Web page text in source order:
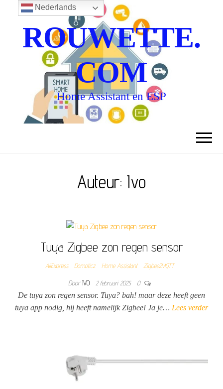
ROUWETTE.
COM
Home Assistant en ESP
Auteur: Ivo
Tuya Zigbee zon regen sensor
AliExpress Domoticz Home Assistant Zigbee2MQTT
Door IVO 2 februari 2025 0
De tuya zon regen sensor. Tuya? bah! maar deze heeft geen
tuya app nodig, hij heeft namelijk Zigbee! Ja je… Lees verder
Nederlands